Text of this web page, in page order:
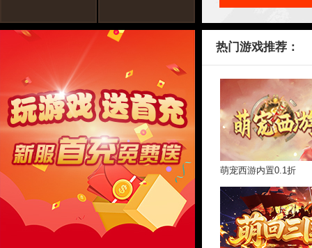
热门游戏推荐：
萌宠西游内置0.1折